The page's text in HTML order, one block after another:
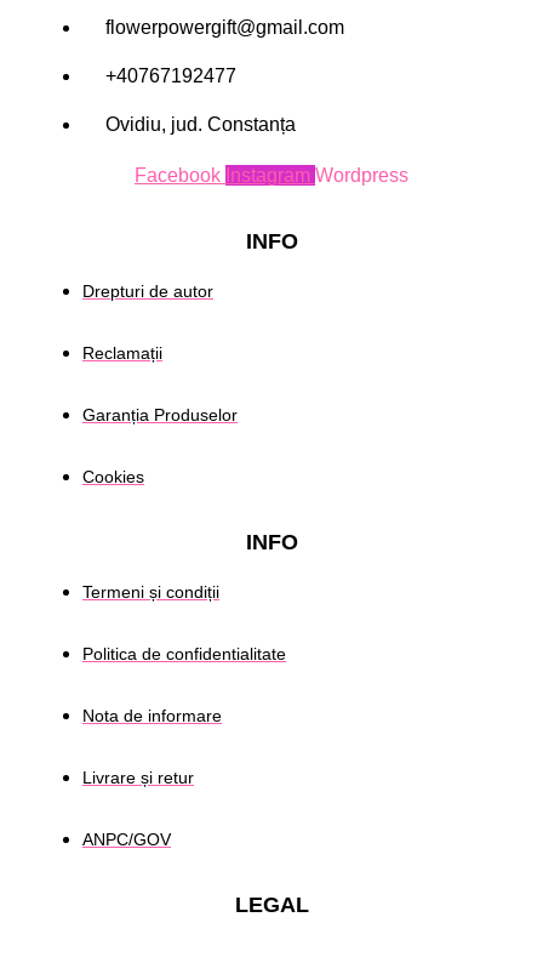
flowerpowergift@gmail.com
+40767192477
Ovidiu, jud. Constanța
Facebook Instagram Wordpress
INFO
Drepturi de autor
Reclamații
Garanția Produselor
Cookies
INFO
Termeni și condiții
Politica de confidentialitate
Nota de informare
Livrare și retur
ANPC/GOV
LEGAL